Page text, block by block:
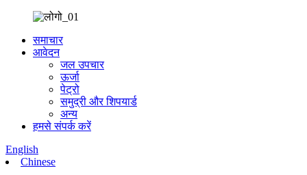
समाचार
आवेदन
जल उपचार
ऊर्जा
पेट्रो
समुद्री और शिपयार्ड
अन्य
हमसे संपर्क करें
English
Chinese